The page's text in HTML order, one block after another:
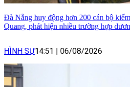
Đà Nẵng huy động hơn 200 cán bộ
Quang, phát hiện nhiều trường hợp
HÌNH SỰ14:51 06/08/2026